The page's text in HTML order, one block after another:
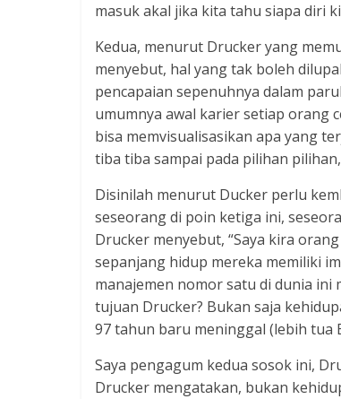
masuk akal jika kita tahu siapa diri
Kedua, menurut Drucker yang
menyebut, hal yang tak boleh
pencapaian sepenuhnya dalam
umumnya awal karier setiap orang
bisa memvisualisasikan apa yang
tiba tiba sampai pada pilihan
Disinilah menurut Ducker perlu
seseorang di poin ketiga ini,
Drucker menyebut, “Saya kira
sepanjang hidup mereka memiliki
manajemen nomor satu di dunia ini
tujuan Drucker? Bukan saja
97 tahun baru meninggal (lebih tua
Saya pengagum kedua sosok ini,
Drucker mengatakan, bukan